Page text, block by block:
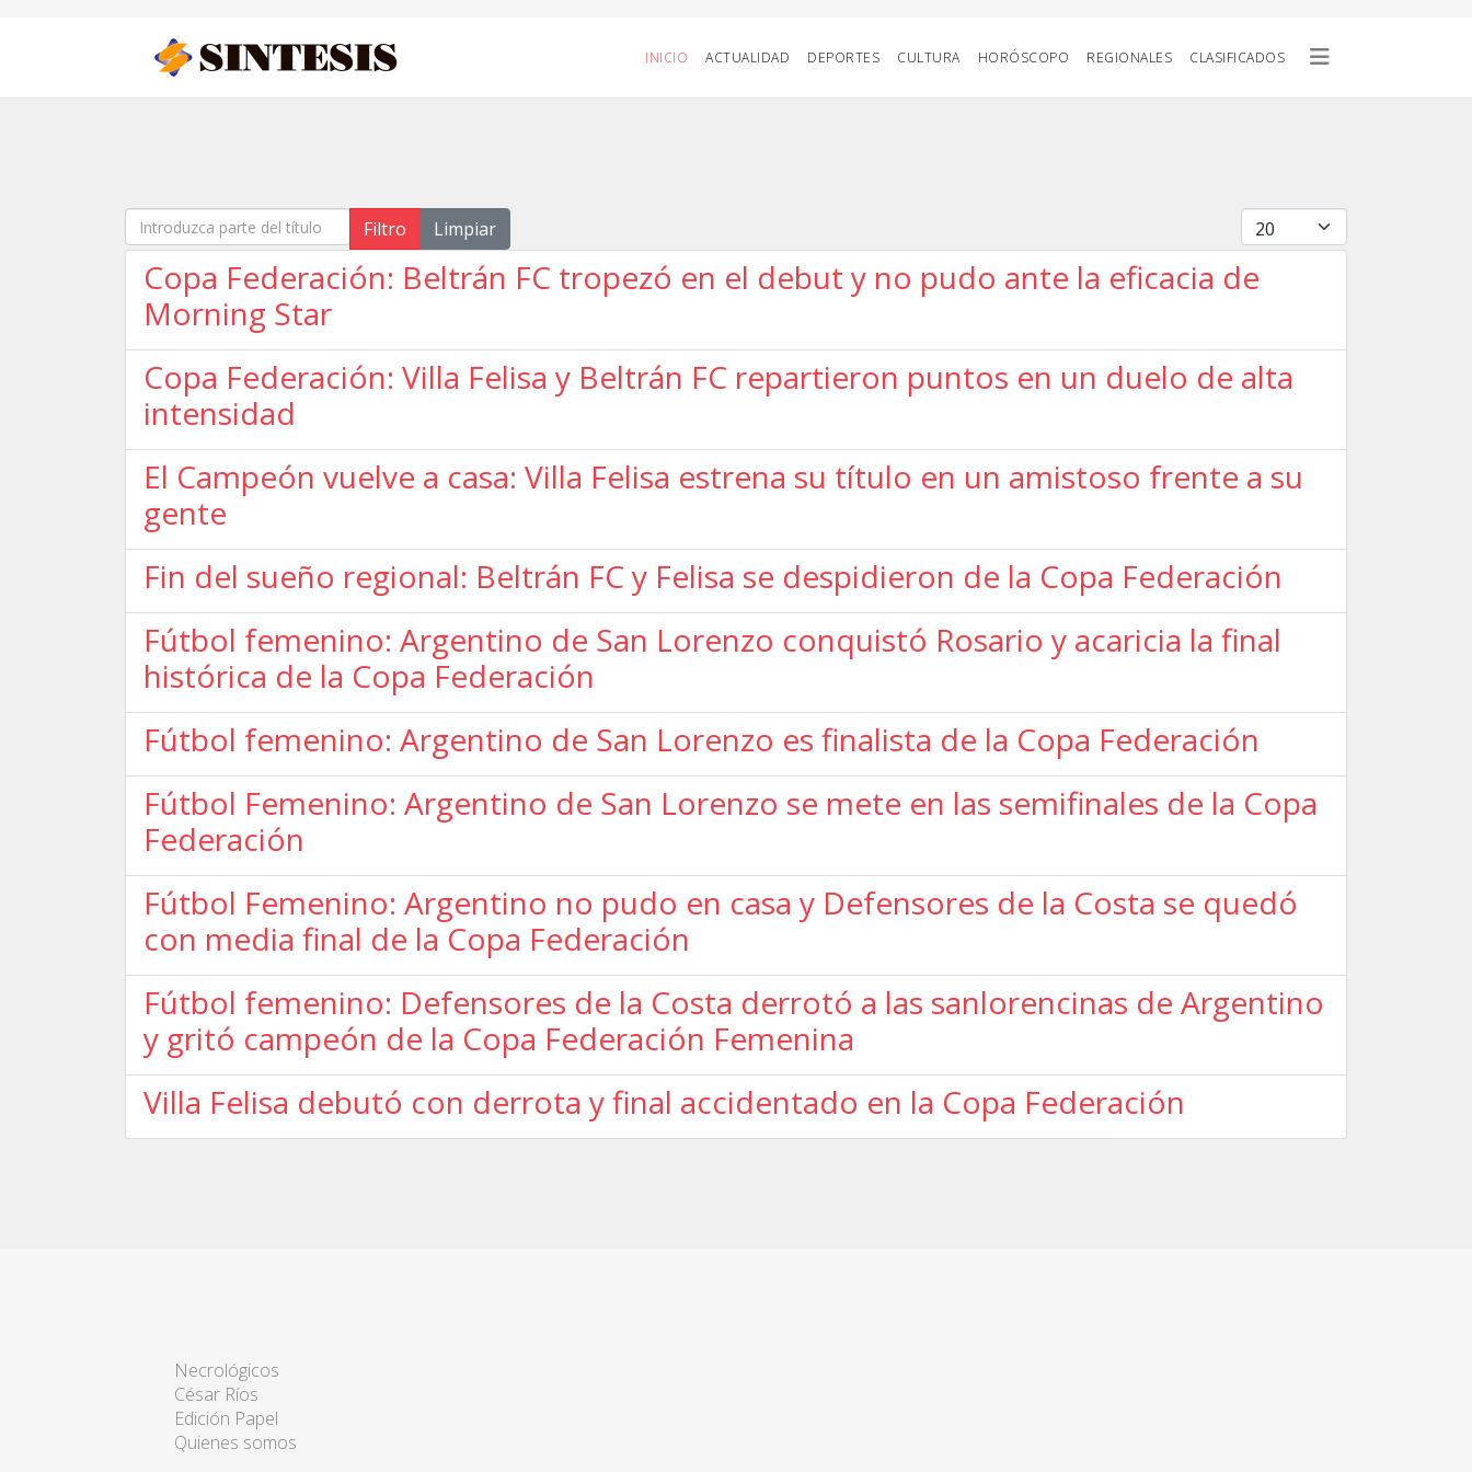
INICIO ACTUALIDAD DEPORTES CULTURA HORÓSCOPO REGIONALES CLASIFICADOS
Introduzca parte del título Filtro Limpiar Cantidad
Copa Federación: Beltrán FC tropezó en el debut y no pudo ante la eficacia de
Morning Star
Copa Federación: Villa Felisa y Beltrán FC repartieron puntos en un duelo de alta
intensidad
El Campeón vuelve a casa: Villa Felisa estrena su título en un amistoso frente a su
gente
Fin del sueño regional: Beltrán FC y Felisa se despidieron de la Copa Federación
Fútbol femenino: Argentino de San Lorenzo conquistó Rosario y acaricia la final
histórica de la Copa Federación
Fútbol femenino: Argentino de San Lorenzo es finalista de la Copa Federación
Fútbol Femenino: Argentino de San Lorenzo se mete en las semifinales de la Copa
Federación
Fútbol Femenino: Argentino no pudo en casa y Defensores de la Costa se quedó
con media final de la Copa Federación
Fútbol femenino: Defensores de la Costa derrotó a las sanlorencinas de Argentino
y gritó campeón de la Copa Federación Femenina
Villa Felisa debutó con derrota y final accidentado en la Copa Federación
Necrológicos
César Ríos
Edición Papel
Quienes somos